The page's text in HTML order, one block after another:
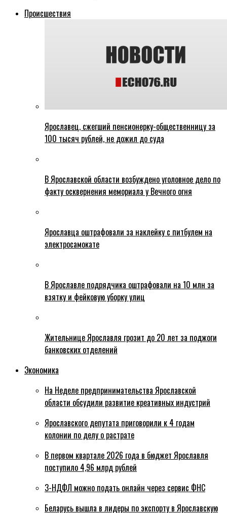
Происшествия
Ярославец, сжегший пенсионерку-общественницу за
100 тысяч рублей, не дожил до суда
В Ярославской области возбуждено уголовное дело по
факту осквернения мемориала у Вечного огня
Ярославца оштрафовали за наклейку с питбулем на
электросамокате
В Ярославле подрядчика оштрафовали на 10 млн за
взятку и фейковую уборку улиц
Жительнице Ярославля грозит до 20 лет за поджоги
банковских отделений
Экономика
На Неделе предпринимательства Ярославской
области обсудили развитие креативных индустрий
Ярославского депутата приговорили к 4 годам
колонии по делу о растрате
В первом квартале 2026 года в бюджет Ярославля
поступило 4,96 млрд рублей
3-НДФЛ можно подать онлайн через сервис ФНС
Беларусь вышла в лидеры по экспорту в Ярославскую